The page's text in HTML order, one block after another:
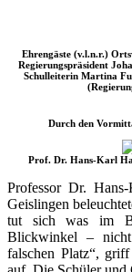
Ehrengäste (v.l.n.r.)
Regierungspräsident
Schulleiterin Martina
Durch den
Prof. Dr. Hans-Karl
Professor Dr.
Geislingen
tut sich was im
Blickwinkel –
falschen Platz“,